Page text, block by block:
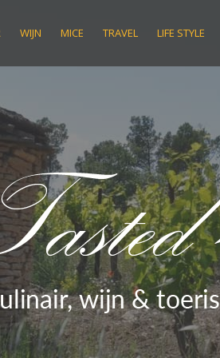
WIJN MICE TRAVEL LIFE STYLE